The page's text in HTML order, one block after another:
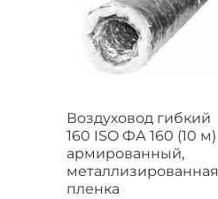
Воздуховод гибкий
160 ISO ФА 160 (10 м)
армированный,
металлизированная
пленка